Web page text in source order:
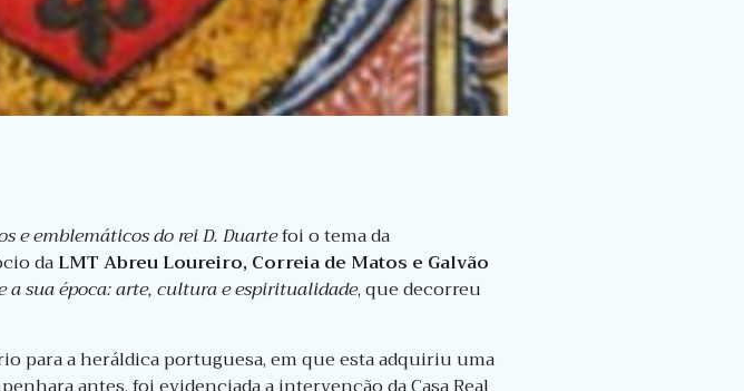
e emblemáticos do rei D. Duartefoi o tema da
daLMT Abreu Loureiro, Correia de Matos e Galvão
a sua época: arte, cultura e espiritualidade, que decorreu
para a heráldica portuguesa, em que esta adquiriu uma